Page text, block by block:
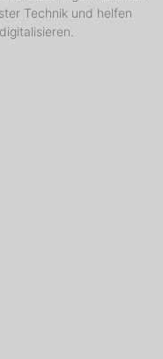
Technik und helfen